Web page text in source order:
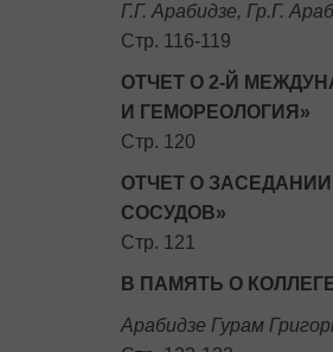
Г.Г. Арабидзе, Гр.Г.
Стр. 116-119
ОТЧЕТ О 2-Й
И ГЕМОРЕОЛОГИЯ»
Стр. 120
ОТЧЕТ О
СОСУДОВ»
Стр. 121
В ПАМЯТЬ О
Арабидзе Гурам